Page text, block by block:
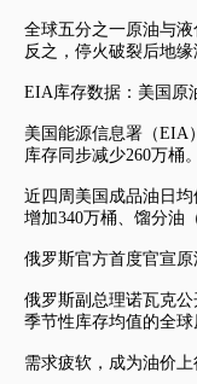
全球五分之一原油与
反之，停火破裂后地缘
EIA库存数据：美国原
美国能源信息署（EIA
库存同步减少260万桶。
近四周美国成品油日
增加340万桶、馏分油
俄罗斯官方首度官宣
俄罗斯副总理诺瓦克
季节性库存均值的全球
需求疲软，成为油价上